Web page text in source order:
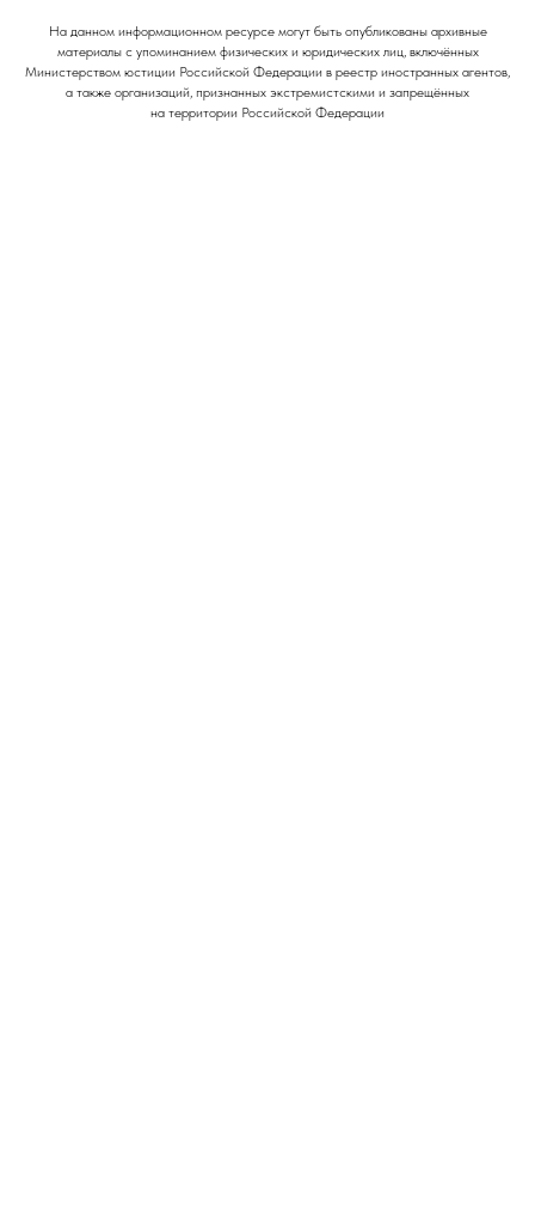
На данном информационном ресурсе могут быть опубликованы архивные
материалы с упоминанием физических и юридических лиц, включённых
Министерством юстиции Российской Федерации в реестр иностранных агентов,
а также организаций, признанных экстремистскими и запрещённых
на территории Российской Федерации